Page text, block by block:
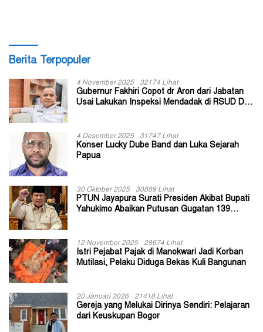
Berita Terpopuler
4 November 2025 32174 Lihat
Gubernur Fakhiri Copot dr Aron dari Jabatan
Usai Lakukan Inspeksi Mendadak di RSUD Dok
4 Desember 2025 31747 Lihat
Konser Lucky Dube Band dan Luka Sejarah
Papua
30 Oktober 2025 30889 Lihat
PTUN Jayapura Surati Presiden Akibat Bupati
Yahukimo Abaikan Putusan Gugatan 139
12 November 2025 28674 Lihat
Istri Pejabat Pajak di Manokwari Jadi Korban
Mutilasi, Pelaku Diduga Bekas Kuli Bangunan
20 Januari 2026 21418 Lihat
Gereja yang Melukai Dirinya Sendiri: Pelajaran
dari Keuskupan Bogor